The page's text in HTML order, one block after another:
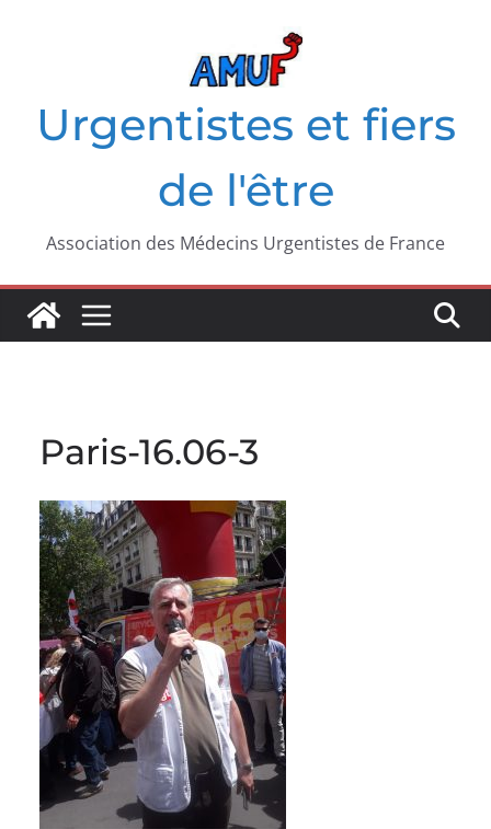
Urgentistes et fiers
de l'être
Association des Médecins Urgentistes de France
Paris-16.06-3